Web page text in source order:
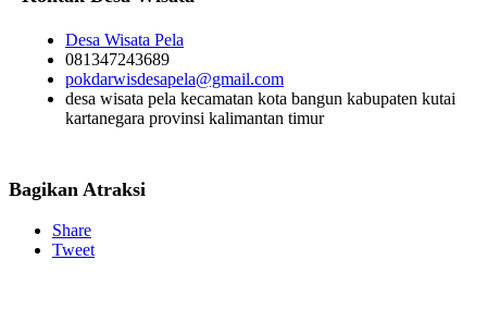
Desa Wisata Pela
081347243689
pokdarwisdesapela@gmail.com
desa wisata pela kecamatan kota bangun kabupaten kutai
kartanegara provinsi kalimantan timur
Bagikan Atraksi
Share
Tweet